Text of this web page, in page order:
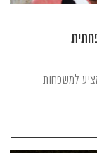
למשפחות